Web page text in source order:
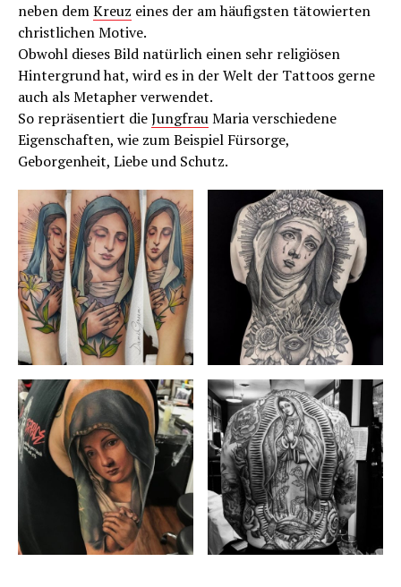
neben demKreuz eines der am häufigsten tätowierten
christlichen Motive.
Obwohl dieses Bild natürlich einen sehr religiösen
Hintergrund hat, wird es in der Welt der Tattoos gerne
auch als Metapher verwendet.
So repräsentiert dieJungfrauMaria verschiedene
Eigenschaften, wie zum Beispiel Fürsorge,
Geborgenheit, Liebe und Schutz.